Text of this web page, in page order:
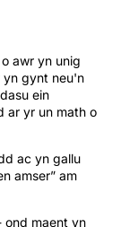
awr yn unig
yn gynt neu'n
ein
ar yr un math o
ac yn gallu
amser” am
ond maent yn